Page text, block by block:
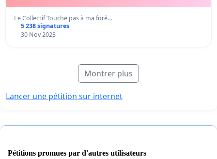
Le Collectif Touche pas à ma forê…
5 238 signatures
30 Nov 2023
Montrer plus
Lancer une pétition sur internet
Pétitions promues par d'autres utilisateurs